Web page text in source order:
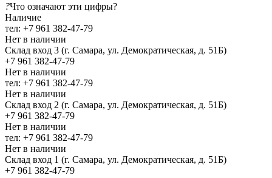
?Что означают эти цифры?
Наличие
тел: +7 961 382-47-79
Нет в наличии
Склад вход 3 (г. Самара, ул. Демократическая, д. 51Б)
+7 961 382-47-79
Нет в наличии
тел: +7 961 382-47-79
Нет в наличии
Склад вход 2 (г. Самара, ул. Демократическая, д. 51Б)
+7 961 382-47-79
Нет в наличии
тел: +7 961 382-47-79
Нет в наличии
Склад вход 1 (г. Самара, ул. Демократическая, д. 51Б)
+7 961 382-47-79